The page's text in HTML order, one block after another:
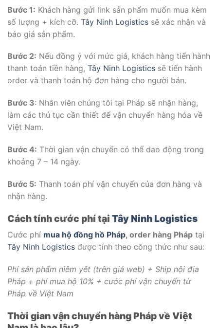
Bước 1: Khách hàng gửi link sản phẩm muốn mua kèm
số lượng + kích cỡ. Tây Ninh Logistics sẽ xác nhận và
báo giá sản phẩm.
Bước 2: Nếu đồng ý với mức giá, khách hàng tiến hành
thanh toán tiền hàng, Tây Ninh Logistics sẽ tiến hành
order và thanh toán hộ đơn hàng cho người bán.
Bước 3: Nhân viên chúng tôi tại Pháp sẽ nhận hàng,
làm các thủ tục cần thiết để vận chuyển hàng hóa về
Việt Nam.
Bước 4: Thời gian vận chuyển có thể dao động trong
khoảng 7 – 14 ngày.
Bước 5: Thanh toán phí vận chuyển của đơn hàng và
nhận hàng.
Cách tính cước phí tại Tây Ninh Logistics
Cước phí mua hộ đồng hồ Pháp, order hàng Pháp tại
Tây Ninh Logistics được tính theo công thức như sau:
Phí sản phẩm niêm yết (trên giá web) + Ship nội địa
Pháp + phí mua hộ 10% + cước phí vận chuyển từ
Pháp về Việt Nam
Thời gian vận chuyển hàng Pháp về Việt